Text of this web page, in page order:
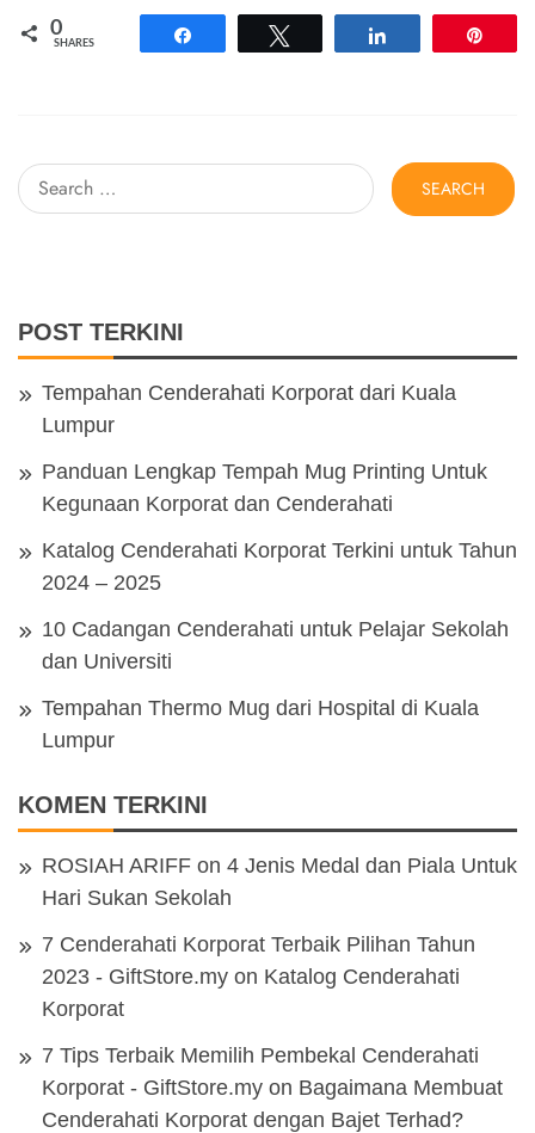
e
o
k
p
gr
er
0
SHARES
Search
for:
POST TERKINI
Tempahan Cenderahati Korporat dari Kuala
Lumpur
Panduan Lengkap Tempah Mug Printing Untuk
Kegunaan Korporat dan Cenderahati
Katalog Cenderahati Korporat Terkini untuk Tahun
2024 – 2025
10 Cadangan Cenderahati untuk Pelajar Sekolah
dan Universiti
Tempahan Thermo Mug dari Hospital di Kuala
Lumpur
KOMEN TERKINI
ROSIAH ARIFF on 4 Jenis Medal dan Piala Untuk
Hari Sukan Sekolah
7 Cenderahati Korporat Terbaik Pilihan Tahun
2023 - GiftStore.my on Katalog Cenderahati
Korporat
7 Tips Terbaik Memilih Pembekal Cenderahati
Korporat - GiftStore.my on Bagaimana Membuat
Cenderahati Korporat dengan Bajet Terhad?